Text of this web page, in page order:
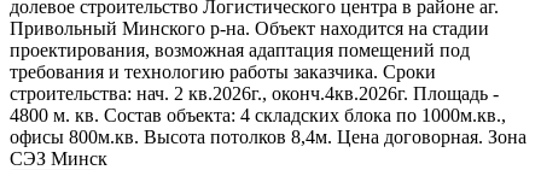
долевое строительство Логистического центра в районе аг.
Привольный Минского р-на. Объект находится на стадии
проектирования, возможная адаптация помещений под
требования и технологию работы заказчика. Сроки
строительства: нач. 2 кв.2026г., оконч.4кв.2026г. Площадь -
4800 м. кв. Состав объекта: 4 складских блока по 1000м.кв.,
офисы 800м.кв. Высота потолков 8,4м. Цена договорная. Зона
СЭЗ Минск